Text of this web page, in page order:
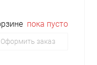
пока пусто
Оформить заказ